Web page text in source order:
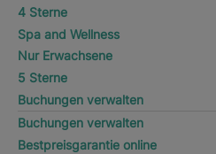
4 Sterne
Spa and Wellness
Nur Erwachsene
5 Sterne
Buchungen verwalten
Buchungen verwalten
Bestpreisgarantie online